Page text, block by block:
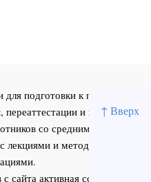
↑ Вверх
подготовки к первичной
переаттестации и повышения
со средним и высшим
и методическими
активная ссылка на